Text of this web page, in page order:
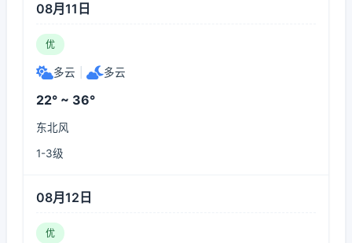
08月11日
优
多云 多云
22° ~ 36°
东北风
1-3级
08月12日
优